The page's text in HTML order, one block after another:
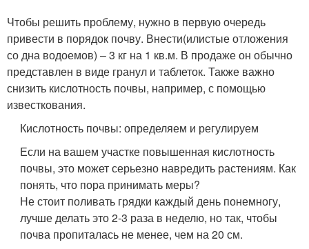
Чтобы решить проблему, нужно в первую очередь
привести в порядок почву. Внести(илистые отложения
со дна водоемов) – 3 кг на 1 кв.м. В продаже он обычно
представлен в виде гранул и таблеток. Также важно
снизить кислотность почвы, например, с помощью
известкования.
Кислотность почвы: определяем и регулируем
Если на вашем участке повышенная кислотность
почвы, это может серьезно навредить растениям. Как
понять, что пора принимать меры?
Не стоит поливать грядки каждый день понемногу,
лучше делать это 2-3 раза в неделю, но так, чтобы
почва пропиталась не менее, чем на 20 см.